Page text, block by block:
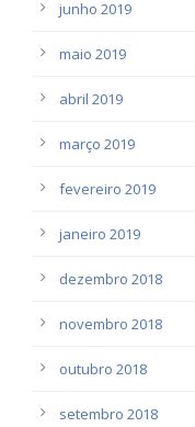
junho 2019
maio 2019
abril 2019
março 2019
fevereiro 2019
janeiro 2019
dezembro 2018
novembro 2018
outubro 2018
setembro 2018